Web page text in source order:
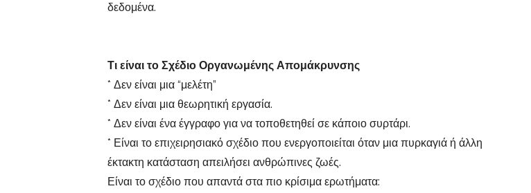
δεδομένα.
Τι είναι το Σχέδιο Οργανωμένης Απομάκρυνσης
* Δεν είναι μια “μελέτη”
* Δεν είναι μια θεωρητική εργασία.
* Δεν είναι ένα έγγραφο για να τοποθετηθεί σε κάποιο συρτάρι.
* Είναι το επιχειρησιακό σχέδιο που ενεργοποιείται όταν μια πυρκαγιά ή άλλη
έκτακτη κατάσταση απειλήσει ανθρώπινες ζωές.
Είναι το σχέδιο που απαντά στα πιο κρίσιμα ερωτήματα: